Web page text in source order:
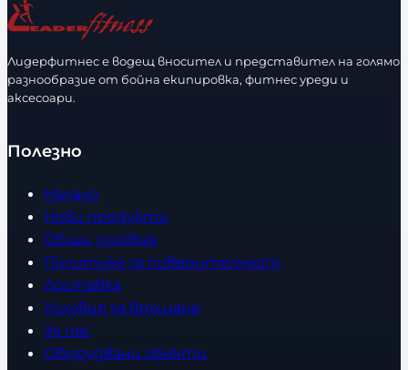
з
м
е
р
е
с
т
в
о
Лидерфитнес е водещ вносител и представител на голямо
разнообразие от бойна екипировка, фитнес уреди и
аксесоари.
Полезно
Начало
Нови продукти
Общи условия
Политика за поверителност
Доставка
Условия за връщане
За нас
Оборудвани обекти